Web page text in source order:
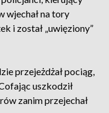
wjechał na tory
i został „uwięziony”
przejeżdżał pociąg,
uszkodził
zanim przejechał